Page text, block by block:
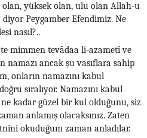
olan, yüksek olan, ulu olan Allah-u
Peygamber Efendimiz. Ne
nasıl?..
mimmen tevâdaa li-azametî ve
namazı ancak şu vasıflara sahip
onların namazını kabul
sıralıyor. Namazını kabul
kadar güzel bir kul olduğunu, siz
anlamış olacaksınız. Zaten
okuduğum zaman anladılar.